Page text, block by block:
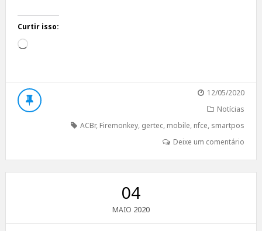
Curtir isso:
Carregando...
12/05/2020
Notícias
ACBr, Firemonkey, gertec, mobile, nfce, smartpos
Deixe um comentário
04
MAIO 2020